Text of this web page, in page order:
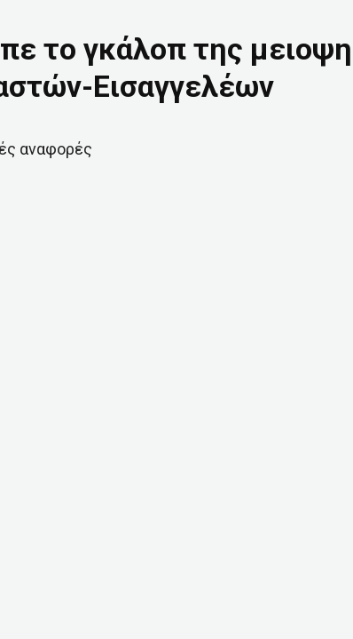
το γκάλοπ της
Εισαγγελέων
αναφορές